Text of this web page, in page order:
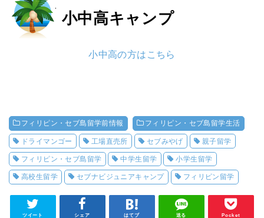
小中高キャンプ
小中高の方はこちら
フィリピン・セブ島留学前情報 フィリピン・セブ島留学生活
ドライマンゴー 工場直売所 セブみやげ 親子留学
フィリピン・セブ島留学 中学生留学 小学生留学
高校生留学 セブナビジュニアキャンプ フィリピン留学
ツイート シェア はてブ 送る Pocket